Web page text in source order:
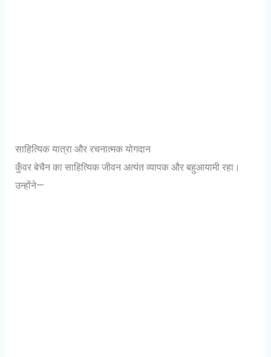
साहित्यिक यात्रा और रचनात्मक योगदान
कुँवर बेचैन का साहित्यिक जीवन अत्यंत व्यापक और बहुआयामी रहा।
उन्होंने—